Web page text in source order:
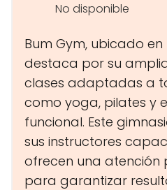
No disponible
Bum Gym, ubicado
destaca por su
clases adaptadas a
como yoga, pilates y
funcional. Este
sus instructores
ofrecen una atención
para garantizar